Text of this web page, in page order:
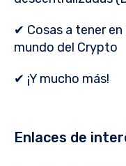
✔ Cosas a tener
mundo del Crypto
✔ ¡Y mucho más!
Enlaces de